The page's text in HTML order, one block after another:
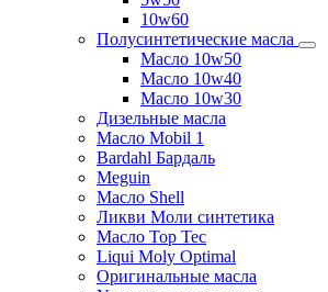
10w60
Полусинтетические масла
Масло 10w50
Масло 10w40
Масло 10w30
Дизельные масла
Масло Mobil 1
Bardahl Бардаль
Meguin
Масло Shell
Ликви Моли синтетика
Масло Top Tec
Liqui Moly Optimal
Оригинальные масла